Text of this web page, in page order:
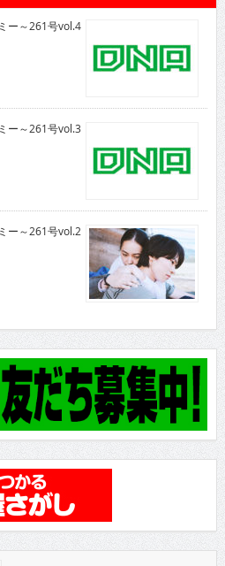
ー～261号vol.4
ー～261号vol.3
ー～261号vol.2